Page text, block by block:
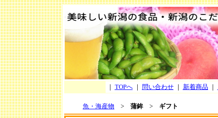
｜ TOPへ｜ 問い合わせ｜ 新着商品 ｜
魚・海産物 > 蒲鉾> ギフト